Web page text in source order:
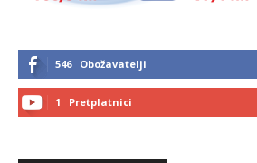
546 Obožavatelji
1 Pretplatnici